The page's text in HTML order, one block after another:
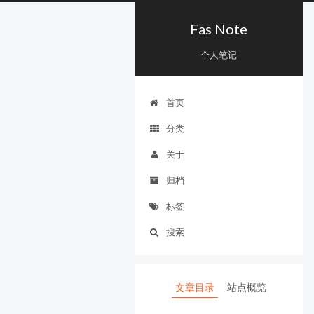
Fas Note
个人笔记
首页
分类
关于
归档
标签
搜索
文章目录 站点概览